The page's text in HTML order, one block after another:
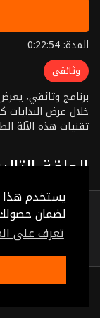
يستخدم هذا
لضمان
تعرف على
المدة: 0:22:54
وثائقي
برنامج وثائقي،
خلال عرض
تقنيات هذه الآلة
"الحقيقـــة
الحلقة
(0:23:24)